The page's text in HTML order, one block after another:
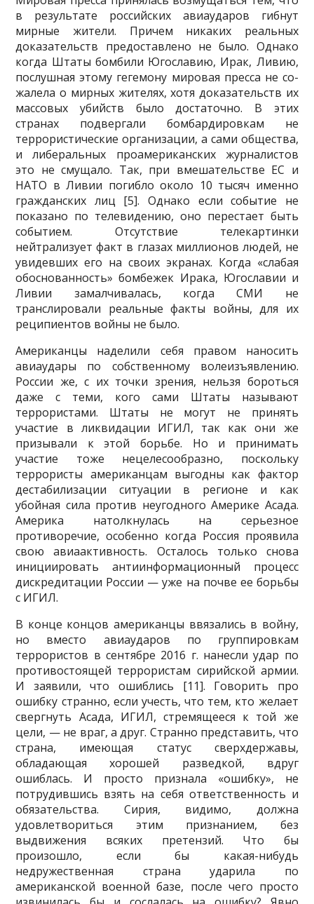
в результате российских авиаударов гиб­нут
мирные жители. Причем никаких реальных
доказательств предоставлено не было. Однако
ко­гда Штаты бомбили Югославию, Ирак, Ливию,
послушная этому гегемону мировая пресса не со­
жалела о мирных жителях, хотя доказательств их
массовых убийств было достаточно. В этих
странах подвергали бомбардировкам не
террористические организации, а сами общества,
и либе­ральных проамериканских журналистов
это не смущало. Так, при вмешательстве ЕС и
НАТО в Ливии погибло около 10 тысяч именно
гражданских лиц [5]. Однако если событие не
показано по телевидению, оно перестает быть
событием. Отсутствие телекартинки
нейтрализует факт в глазах миллионов людей, не
увидевших его на своих экранах. Когда «слабая
обоснованность» бомбежек Ирака, Югославии и
Ливии замалчивалась, когда СМИ не
транслировали реальные факты войны, для их
реципиентов войны не было.
Американцы наделили себя правом наносить
авиаудары по собственному волеизъявлению.
России же, с их точки зрения, нельзя бороться
даже с теми, кого сами Штаты называют
террори­стами. Штаты не могут не принять
участие в ликвидации ИГИЛ, так как они же
призывали к этой борьбе. Но и принимать
участие тоже нецелесообразно, поскольку
террористы американцам вы­годны как фактор
дестабилизации ситуации в регионе и как
убойная сила против неугодного Аме­рике Асада.
Америка натолкнулась на серьезное
противоречие, особенно когда Россия проявила
свою авиаактивность. Осталось только снова
инициировать антиинформационный процесс
дис­кредитации России — уже на почве ее борьбы
с ИГИЛ.
В конце концов американцы ввязались в войну,
но вместо авиаударов по группировкам
террористов в сентябре 2016 г. нанесли удар по
противостоящей террористам сирийской армии.
И заявили, что ошиблись [11]. Говорить про
ошибку странно, если учесть, что тем, кто желает
сверг­нуть Асада, ИГИЛ, стремящееся к той же
цели, — не враг, а друг. Странно представить, что
страна, имеющая статус сверхдержавы,
обладающая хорошей разведкой, вдруг
ошиблась. И просто при­знала «ошибку», не
потрудившись взять на себя ответственность и
обязательства. Сирия, видимо, должна
удовлетвориться этим признанием, без
выдвижения всяких претензий. Что бы
произошло, если бы какая-нибудь
недружественная страна ударила по
американской военной базе, после чего просто